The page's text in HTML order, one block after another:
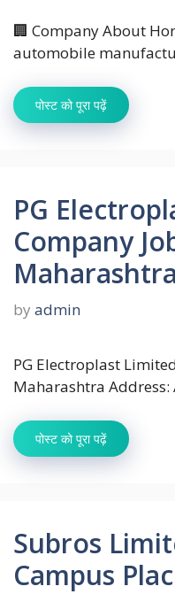
🏢 Company About
automobile
पोस्ट को पूरा पढ़ें
PG
Company
Maharashtra
by admin
PG Electroplast
Maharashtra
पोस्ट को पूरा पढ़ें
Subros
Campus